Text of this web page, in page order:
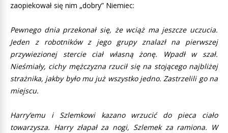
zaopiekował się nim „dobry” Niemiec:
Pewnego dnia przekonał się, że wciąż ma jeszcze uczucia.
Jeden z robotników z jego grupy znalazł na pierwszej
przywiezionej stercie ciał własną żonę. Wpadł w szał.
Nieśmiały, cichy mężczyzna rzucił się na stojącego najbliżej
strażnika, jakby było mu już wszystko jedno. Zastrzelili go na
miejscu.
Harry’emu i Szlemkowi kazano wrzucić do pieca ciało
towarzysza. Harry złapał za nogi, Szlemek za ramiona. W